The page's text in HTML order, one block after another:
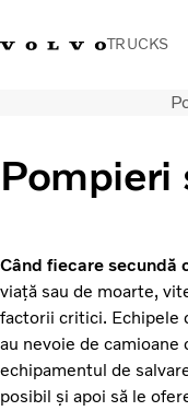
TRUCKS
Soluții de transport
Dealer locator
News
Despre noi
Contactați-ne
Pompieri
Când fiecare secundă
viață sau de moarte,
factorii critici. Echipele
au nevoie de camioane
echipamentul de
posibil și apoi să le